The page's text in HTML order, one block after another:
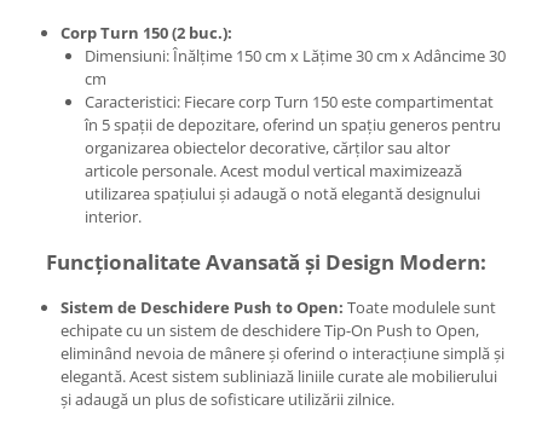
Corp Turn 150 (2 buc.):
Dimensiuni: Înălțime 150 cm x Lățime 30 cm x Adâncime 30
cm
Caracteristici: Fiecare corp Turn 150 este compartimentat
în 5 spații de depozitare, oferind un spațiu generos pentru
organizarea obiectelor decorative, cărților sau altor
articole personale. Acest modul vertical maximizează
utilizarea spațiului și adaugă o notă elegantă designului
interior.
Funcționalitate Avansată și Design Modern:
Sistem de Deschidere Push to Open: Toate modulele sunt
echipate cu un sistem de deschidere Tip-On Push to Open,
eliminând nevoia de mânere și oferind o interacțiune simplă și
elegantă. Acest sistem subliniază liniile curate ale mobilierului
și adaugă un plus de sofisticare utilizării zilnice.